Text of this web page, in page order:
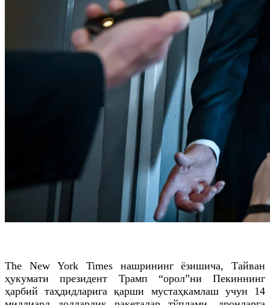
The New York Times нашрининг ёзишича, Тайван
ҳукумати президент Трамп “орол”ни Пекиннинг
ҳарбий таҳдидларига қарши мустаҳкамлаш учун 14